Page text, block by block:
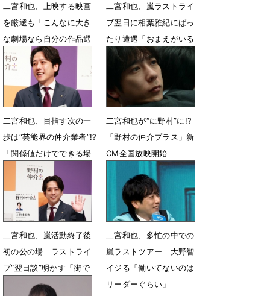
二宮和也、上映する映画
を厳選も「こんなに大き
な劇場なら自分の作品選
べば良かった笑」
6月26日 19時04分
二宮和也、嵐ラストライ
ブ翌日に相葉雅紀にばっ
たり遭遇「おまえがいる
んかいッ！」
6月4日 07時44分
二宮和也、目指す次の一
歩は“芸能界の仲介業者”!?
「関係値だけでできる場
所を作っていけたら」
6月3日 12時47分
二宮和也が“に野村”に!?
「野村の仲介プラス」新
CM全国放映開始
6月3日 12時07分
二宮和也、嵐活動終了後
初の公の場 ラストライ
ブ“翌日談”明かす「街で
相葉くんに会いました」
二宮和也、多忙の中での
嵐ラストツアー 大野智
イジる「働いてないのは
リーダーぐらい」